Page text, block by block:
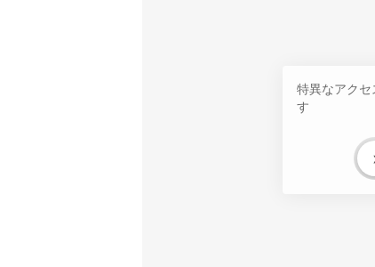
特異なアク
す